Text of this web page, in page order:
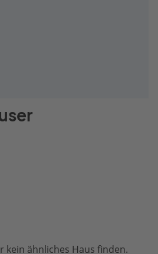
kein ähnliches Haus finden.